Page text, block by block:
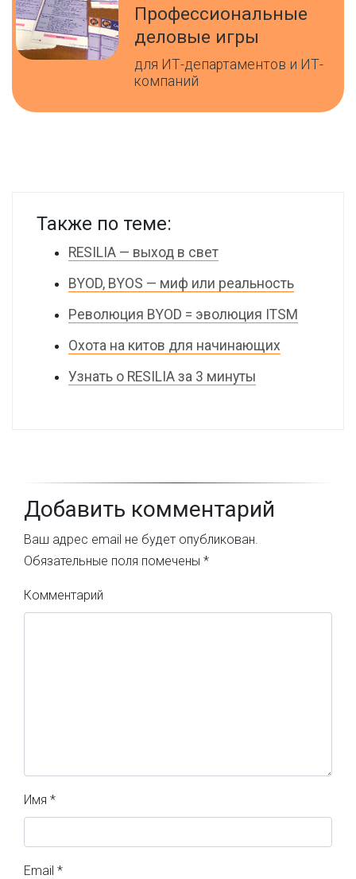
Профессиональные
деловые игры
для ИТ-департаментов и ИТ-
компаний
Также по теме:
RESILIA — выход в свет
BYOD, BYOS — миф или реальность
Революция BYOD = эволюция ITSM
Охота на китов для начинающих
Узнать о RESILIA за 3 минуты
Добавить комментарий
Ваш адрес email не будет опубликован.
Обязательные поля помечены *
Комментарий
Имя *
Email *